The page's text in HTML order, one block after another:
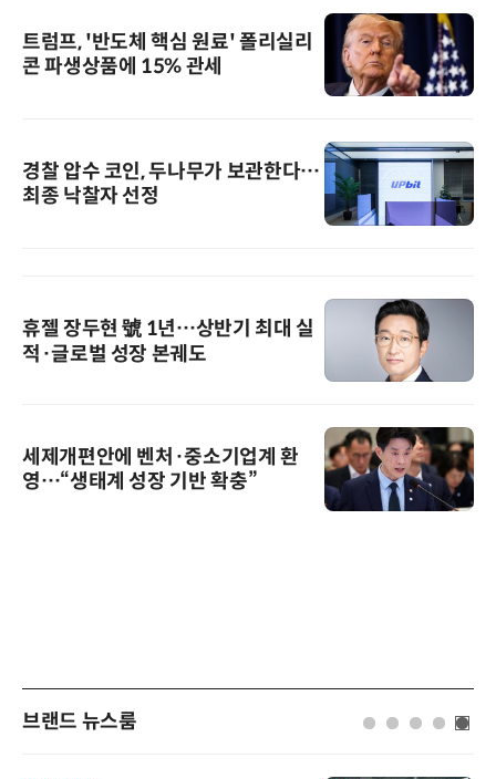
트럼프, '반도체 핵심 원료' 폴리실리
콘 파생상품에 15% 관세
경찰 압수 코인, 두나무가 보관한다…
최종 낙찰자 선정
휴젤 장두현 號 1년…상반기 최대 실
적·글로벌 성장 본궤도
세제개편안에 벤처·중소기업계 환
영…“생태계 성장 기반 확충”
브랜드 뉴스룸